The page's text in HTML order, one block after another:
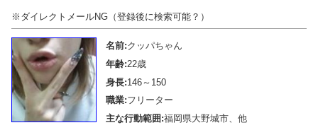
※ダイレクトメールNG（登録後に検索可能？）
名前:クッパちゃん
年齢:22歳
身長:146～150
職業:フリーター
主な行動範囲:福岡県大野城市、他